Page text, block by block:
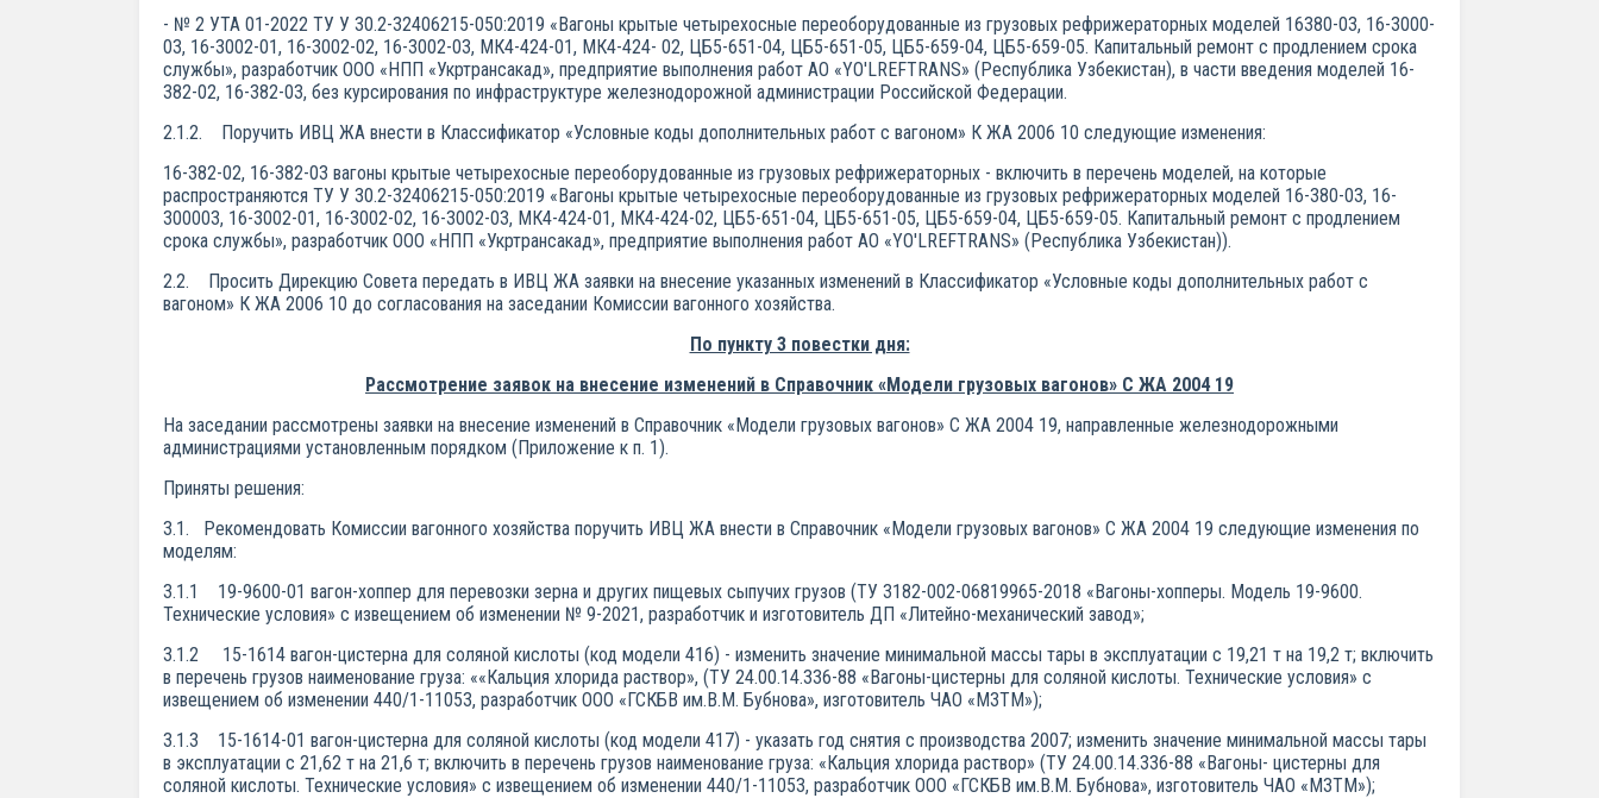
- № 2 УТА 01-2022 ТУ У 30.2-32406215-050:2019 «Вагоны крытые четырехосные переоборудованные из грузовых рефрижераторных моделей 16­380-03, 16-3000-
03, 16-3002-01, 16-3002-02, 16-3002-03, МК4-424-01, МК4-424- 02, ЦБ5-651-04, ЦБ5-651-05, ЦБ5-659-04, ЦБ5-659-05. Капитальный ремонт с продлением срока
службы», разработчик ООО «НПП «Укртрансакад», предприятие выполнения работ АО «YO'LREFTRANS» (Республика Узбекистан), в части введения моделей 16-
382-02, 16-382-03, без курсирования по инфраструктуре железнодорожной администрации Российской Федерации.
2.1.2. Поручить ИВЦ ЖА внести в Классификатор «Условные коды дополнительных работ с вагоном» К ЖА 2006 10 следующие изменения:
16-382-02, 16-382-03 вагоны крытые четырехосные переоборудованные из грузовых рефрижераторных - включить в перечень моделей, на которые
распространяются ТУ У 30.2-32406215-050:2019 «Вагоны крытые четырехосные переоборудованные из грузовых рефрижераторных моделей 16-380-03, 16-
3000­03, 16-3002-01, 16-3002-02, 16-3002-03, МК4-424-01, МК4-424-02, ЦБ5-651-04, ЦБ5-651-05, ЦБ5-659-04, ЦБ5-659-05. Капитальный ремонт с продлением
срока службы», разработчик ООО «НПП «Укртрансакад», предприятие выполнения работ АО «YO'LREFTRANS» (Республика Узбекистан)).
2.2. Просить Дирекцию Совета передать в ИВЦ ЖА заявки на внесение указанных изменений в Классификатор «Условные коды дополнительных работ с
вагоном» К ЖА 2006 10 до согласования на заседании Комиссии вагонного хозяйства.
По пункту 3 повестки дня:
Рассмотрение заявок на внесение изменений в Справочник «Модели грузовых вагонов» С ЖА 2004 19
На заседании рассмотрены заявки на внесение изменений в Справочник «Модели грузовых вагонов» С ЖА 2004 19, направленные железнодорожными
администрациями установленным порядком (Приложение к п. 1).
Приняты решения:
3.1. Рекомендовать Комиссии вагонного хозяйства поручить ИВЦ ЖА внести в Справочник «Модели грузовых вагонов» С ЖА 2004 19 следующие изменения по
моделям:
3.1.1 19-9600-01 вагон-хоппер для перевозки зерна и других пищевых сыпучих грузов (ТУ 3182-002-06819965-2018 «Вагоны-хопперы. Модель 19-9600.
Технические условия» с извещением об изменении № 9-2021, разработчик и изготовитель ДП «Литейно-механический завод»;
3.1.2 15-1614 вагон-цистерна для соляной кислоты (код модели 416) - изменить значение минимальной массы тары в эксплуатации с 19,21 т на 19,2 т; включить
в перечень грузов наименование груза: ««Кальция хлорида раствор», (ТУ 24.00.14.336-88 «Вагоны-цистерны для соляной кислоты. Технические условия» с
извещением об изменении 440/1-11053, разработчик ООО «ГСКБВ им.В.М. Бубнова», изготовитель ЧАО «МЗТМ»);
3.1.3 15-1614-01 вагон-цистерна для соляной кислоты (код модели 417) - указать год снятия с производства 2007; изменить значение минимальной массы тары
в эксплуатации с 21,62 т на 21,6 т; включить в перечень грузов наименование груза: «Кальция хлорида раствор» (ТУ 24.00.14.336-88 «Вагоны- цистерны для
соляной кислоты. Технические условия» с извещением об изменении 440/1-11053, разработчик ООО «ГСКБВ им.В.М. Бубнова», изготовитель ЧАО «МЗТМ»);